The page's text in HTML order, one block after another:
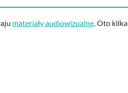
materiały audiowizualne. Oto kilka